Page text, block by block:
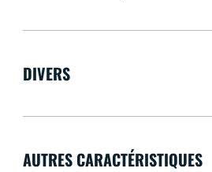
DIVERS
AUTRES CARACTÉRISTIQUES